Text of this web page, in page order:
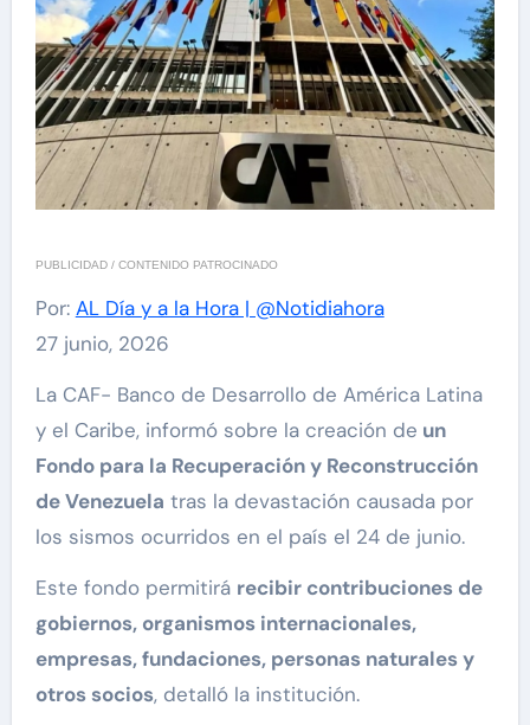
PUBLICIDAD / CONTENIDO PATROCINADO
Por: AL Día y a la Hora | @Notidiahora
27 junio, 2026
La CAF- Banco de Desarrollo de América Latina
y el Caribe, informó sobre la creación de un
Fondo para la Recuperación y Reconstrucción
de Venezuela tras la devastación causada por
los sismos ocurridos en el país el 24 de junio.
Este fondo permitirá recibir contribuciones de
gobiernos, organismos internacionales,
empresas, fundaciones, personas naturales y
otros socios, detalló la institución.